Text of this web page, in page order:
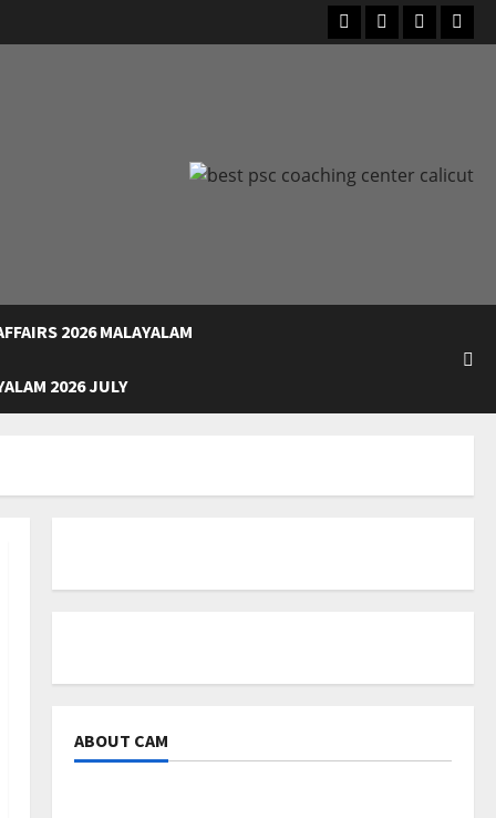
FacebookInstagram
Youtube
2026 MALAYALAM
2026 JULY
ABOUT CAM